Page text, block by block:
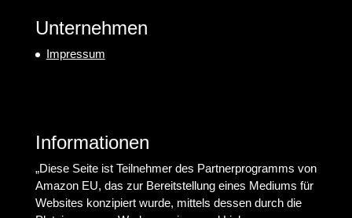
Unternehmen
Impressum
Informationen
„Diese Seite ist Teilnehmer des Partnerprogramms von
Amazon EU, das zur Bereitstellung eines Mediums für
Websites konzipiert wurde, mittels dessen durch die